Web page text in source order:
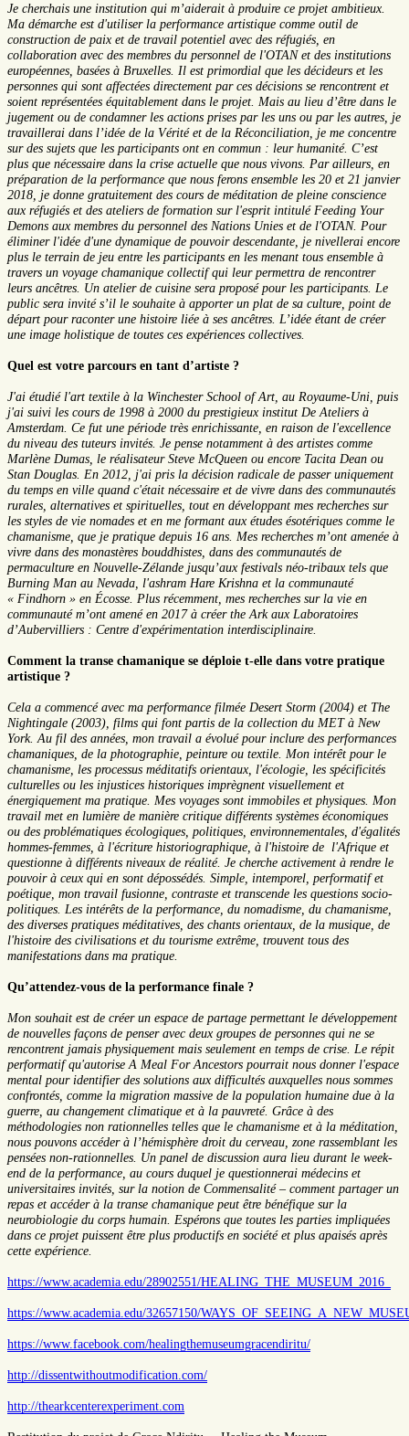
Je cherchais une institution qui m’aiderait à produire ce projet ambitieux.
Ma démarche est d'utiliser la performance artistique comme outil de
construction de paix et de travail potentiel avec des réfugiés, en
collaboration avec des membres du personnel de l'OTAN et des institutions
européennes, basées à Bruxelles. Il est primordial que les décideurs et les
personnes qui sont affectées directement par ces décisions se rencontrent et
soient représentées équitablement dans le projet. Mais au lieu d’être dans le
jugement ou de condamner les actions prises par les uns ou par les autres, je
travaillerai dans l’idée de la Vérité et de la Réconciliation, je me concentre
sur des sujets que les participants ont en commun : leur humanité. C’est
plus que nécessaire dans la crise actuelle que nous vivons. Par ailleurs, en
préparation de la performance que nous ferons ensemble les 20 et 21 janvier
2018, je donne gratuitement des cours de méditation de pleine conscience
aux réfugiés et des ateliers de formation sur l'esprit intitulé Feeding Your
Demons aux membres du personnel des Nations Unies et de l'OTAN. Pour
éliminer l'idée d'une dynamique de pouvoir descendante, je nivellerai encore
plus le terrain de jeu entre les participants en les menant tous ensemble à
travers un voyage chamanique collectif qui leur permettra de rencontrer
leurs ancêtres. Un atelier de cuisine sera proposé pour les participants. Le
public sera invité s’il le souhaite à apporter un plat de sa culture, point de
départ pour raconter une histoire liée à ses ancêtres. L’idée étant de créer
une image holistique de toutes ces expériences collectives.
Quel est votre parcours en tant d’artiste ?
J'ai étudié l'art textile à la Winchester School of Art, au Royaume-Uni, puis
j'ai suivi les cours de 1998 à 2000 du prestigieux institut De Ateliers à
Amsterdam. Ce fut une période très enrichissante, en raison de l'excellence
du niveau des tuteurs invités. Je pense notamment à des artistes comme
Marlène Dumas, le réalisateur Steve McQueen ou encore Tacita Dean ou
Stan Douglas. En 2012, j'ai pris la décision radicale de passer uniquement
du temps en ville quand c'était nécessaire et de vivre dans des communautés
rurales, alternatives et spirituelles, tout en développant mes recherches sur
les styles de vie nomades et en me formant aux études ésotériques comme le
chamanisme, que je pratique depuis 16 ans. Mes recherches m’ont amenée à
vivre dans des monastères bouddhistes, dans des communautés de
permaculture en Nouvelle-Zélande jusqu’aux festivals néo-tribaux tels que
Burning Man au Nevada, l'ashram Hare Krishna et la communauté
« Findhorn » en Écosse. Plus récemment, mes recherches sur la vie en
communauté m’ont amené en 2017 à créer the Ark aux Laboratoires
d’Aubervilliers : Centre d'expérimentation interdisciplinaire.
Comment la transe chamanique se déploie t-elle dans votre pratique
artistique ?
Cela a commencé avec ma performance filmée Desert Storm (2004) et The
Nightingale (2003), films qui font partis de la collection du MET à New
York. Au fil des années, mon travail a évolué pour inclure des performances
chamaniques, de la photographie, peinture ou textile. Mon intérêt pour le
chamanisme, les processus méditatifs orientaux, l'écologie, les spécificités
culturelles ou les injustices historiques imprègnent visuellement et
énergiquement ma pratique. Mes voyages sont immobiles et physiques. Mon
travail met en lumière de manière critique différents systèmes économiques
ou des problématiques écologiques, politiques, environnementales, d'égalités
hommes-femmes, à l'écriture historiographique, à l'histoire de l'Afrique et
questionne à différents niveaux de réalité. Je cherche activement à rendre le
pouvoir à ceux qui en sont dépossédés. Simple, intemporel, performatif et
poétique, mon travail fusionne, contraste et transcende les questions socio-
politiques. Les intérêts de la performance, du nomadisme, du chamanisme,
des diverses pratiques méditatives, des chants orientaux, de la musique, de
l'histoire des civilisations et du tourisme extrême, trouvent tous des
manifestations dans ma pratique.
Qu’attendez-vous de la performance finale ?
Mon souhait est de créer un espace de partage permettant le développement
de nouvelles façons de penser avec deux groupes de personnes qui ne se
rencontrent jamais physiquement mais seulement en temps de crise. Le répit
performatif qu'autorise A Meal For Ancestors pourrait nous donner l'espace
mental pour identifier des solutions aux difficultés auxquelles nous sommes
confrontés, comme la migration massive de la population humaine due à la
guerre, au changement climatique et à la pauvreté. Grâce à des
méthodologies non rationnelles telles que le chamanisme et à la méditation,
nous pouvons accéder à l’hémisphère droit du cerveau, zone rassemblant les
pensées non-rationnelles. Un panel de discussion aura lieu durant le week-
end de la performance, au cours duquel je questionnerai médecins et
universitaires invités, sur la notion de Commensalité – comment partager un
repas et accéder à la transe chamanique peut être bénéfique sur la
neurobiologie du corps humain. Espérons que toutes les parties impliquées
dans ce projet puissent être plus productifs en société et plus apaisés après
cette expérience.
https://www.academia.edu/28902551/HEALING_THE_MUSEUM_2016_
https://www.academia.edu/32657150/
https://www.facebook.com/healingthemuseumgracendiritu/
http://dissentwithoutmodification.com/
http://thearkcenterexperiment.com